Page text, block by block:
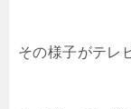
その様子がテレ